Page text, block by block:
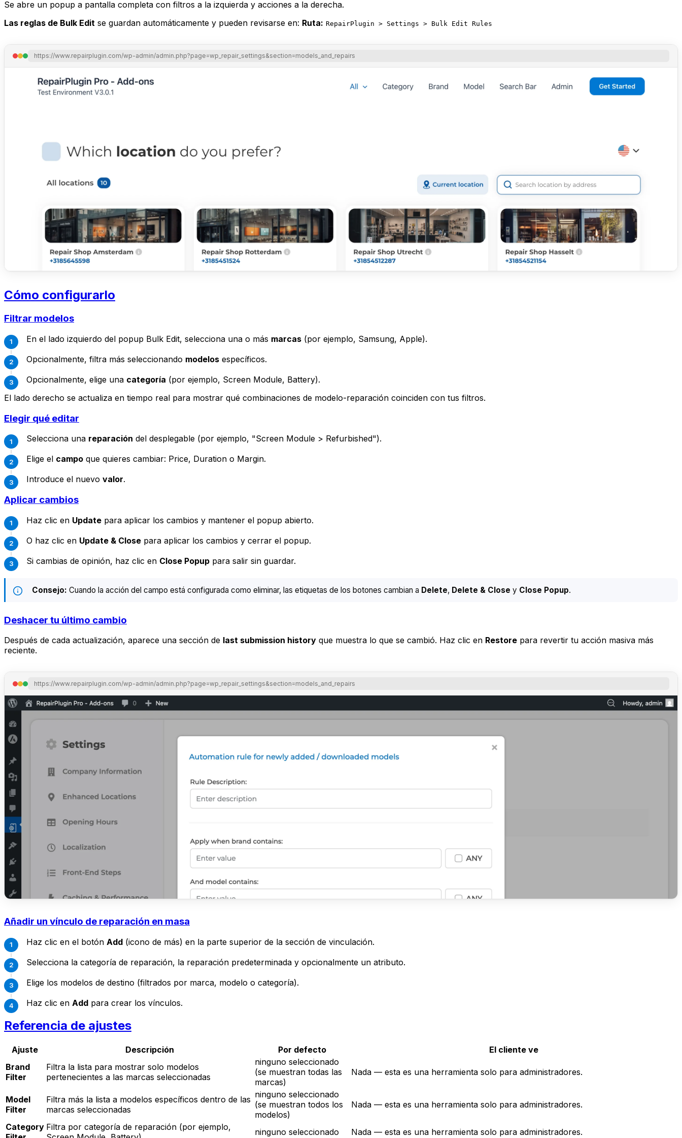
Se abre un popup a pantalla completa con filtros a la izquierda y acciones a la derecha.
Las reglas de Bulk Edit se guardan automáticamente y pueden revisarse en: Ruta: RepairPlugin > Settings > Bulk Edit Rules
https://www.repairplugin.com/wp-admin/admin.php?page=wp_repair_settings&section=models_and_repairs
Cómo configurarlo
Filtrar modelos
En el lado izquierdo del popup Bulk Edit, selecciona una o más marcas (por ejemplo, Samsung, Apple).
Opcionalmente, filtra más seleccionando modelos específicos.
Opcionalmente, elige una categoría (por ejemplo, Screen Module, Battery).
El lado derecho se actualiza en tiempo real para mostrar qué combinaciones de modelo-reparación coinciden con tus filtros.
Elegir qué editar
Selecciona una reparación del desplegable (por ejemplo, "Screen Module > Refurbished").
Elige el campo que quieres cambiar: Price, Duration o Margin.
Introduce el nuevo valor.
Aplicar cambios
Haz clic en Update para aplicar los cambios y mantener el popup abierto.
O haz clic en Update & Close para aplicar los cambios y cerrar el popup.
Si cambias de opinión, haz clic en Close Popup para salir sin guardar.
Consejo: Cuando la acción del campo está configurada como eliminar, las etiquetas de los botones cambian a Delete, Delete & Close y Close Popup.
Deshacer tu último cambio
Después de cada actualización, aparece una sección de last submission history que muestra lo que se cambió. Haz clic en Restore para revertir tu acción masiva más
reciente.
https://www.repairplugin.com/wp-admin/admin.php?page=wp_repair_settings&section=models_and_repairs
Añadir un vínculo de reparación en masa
Haz clic en el botón Add (icono de más) en la parte superior de la sección de vinculación.
Selecciona la categoría de reparación, la reparación predeterminada y opcionalmente un atributo.
Elige los modelos de destino (filtrados por marca, modelo o categoría).
Haz clic en Add para crear los vínculos.
Referencia de ajustes
Ajuste Descripción Por defecto
El cliente ve
Brand
Filter
Filtra la lista para mostrar solo modelos
pertenecientes a las marcas seleccionadas
ninguno seleccionado
(se muestran todas las
marcas)
Nada — esta es una herramienta solo para administradores.
Model
Filter
Filtra más la lista a modelos específicos dentro de las
marcas seleccionadas
ninguno seleccionado
(se muestran todos los
modelos)
Nada — esta es una herramienta solo para administradores.
Category Filtra por categoría de reparación (por ejemplo,
ninguno seleccionado Nada — esta es una herramienta solo para administradores.